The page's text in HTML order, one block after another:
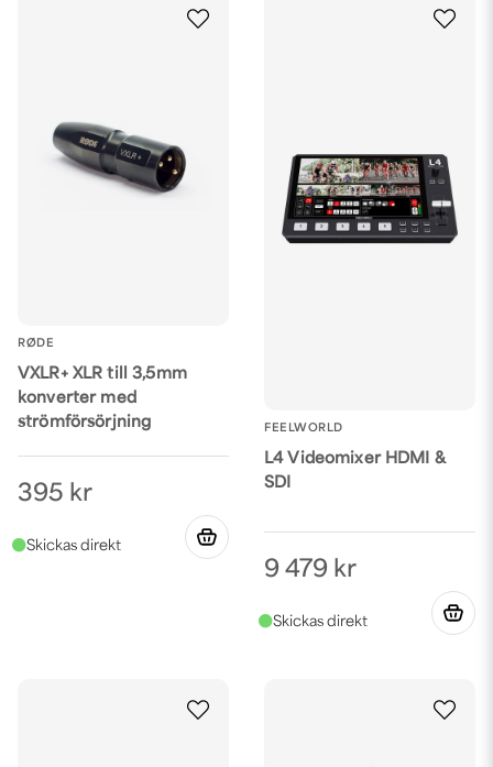
RØDE
VXLR+ XLR till 3,5mm
konverter med
strömförsörjning
395 kr
FEELWORLD
L4 Videomixer HDMI &
SDI
9 479 kr